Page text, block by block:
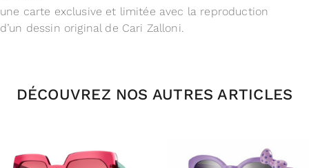
une carte exclusive et limitée avec la reproduction
d’un dessin original de Cari Zalloni.
DÉCOUVREZ NOS AUTRES ARTICLES